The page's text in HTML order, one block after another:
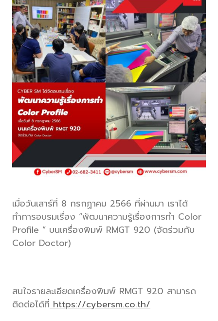
เมื่อวันเสาร์ที่ 8 กรกฏาคม 2566 ที่ผ่านมา เราได้
ทำการอบรมเรื่อง “พัฒนาความรู้เรื่องการทํา Color
Profile ” บนเครื่องพิมพ์ RMGT 920 (จัดร่วมกับ
Color Doctor)
สนใจรายละเอียดเครื่องพิมพ์ RMGT 920 สามารถ
ติดต่อได้ที่ https://cybersm.co.th/